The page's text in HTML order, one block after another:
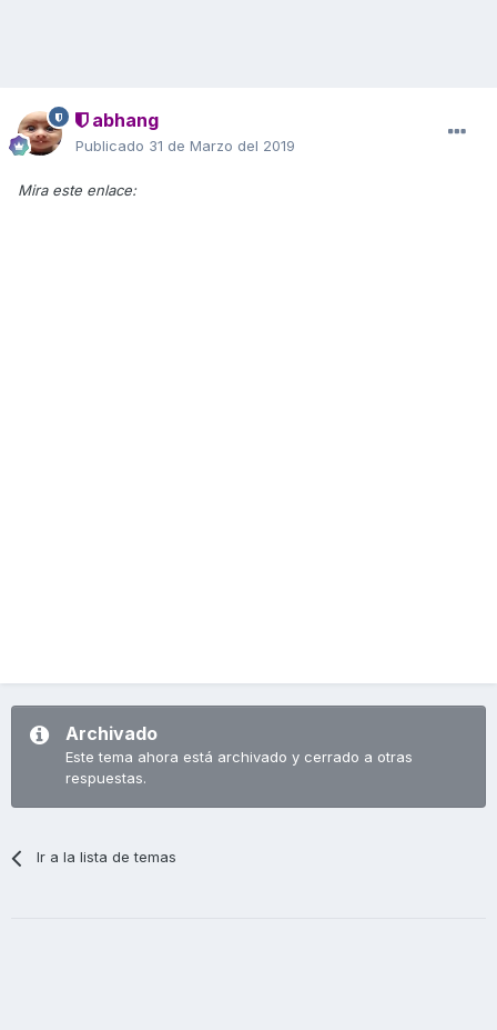
abhang
Publicado 31 de Marzo del 2019
Mira este enlace:
Archivado
Este tema ahora está archivado y cerrado a otras
respuestas.
Ir a la lista de temas